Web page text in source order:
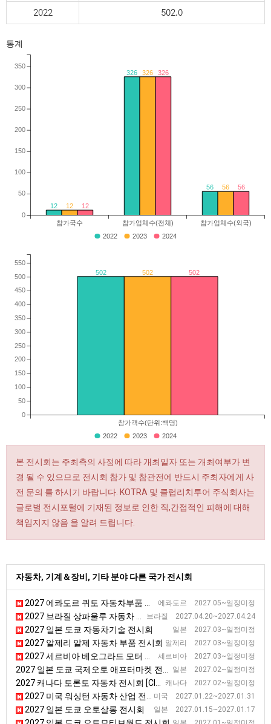
2022 502.0
통계
12
326
56
12
326
56
12
326
56
참가국수 참가업체수(전체) 참가업체수(외국)
0
50
100
150
200
250
300
350
2022 2023 2024
502 502 502
참가객수(단위:백명)
0
50
100
150
200
250
300
350
400
450
500
550
2022 2023 2024
본 전시회는 주최측의 사정에 따라 개최일자 또는 개최여부가 변
경 될 수 있으므로 전시회 참가 및 참관전에 반드시 주최자에게 사
전 문의 를 하시기 바랍니다. KOTRA 및 클럽리치투어 주식회사는
글로벌 전시포털에 기재된 정보로 인한 직,간접적인 피해에 대해
책임지지 않음 을 알려 드립니다.
자동차, 기계＆장비, 기타 분야 다른 국가 전시회
에콰도르 2027.05~일정미정
2027 에콰도르 퀴토 자동차부품 전시회 [EXPOMEC]
브라질 2027.04.20~2027.04.24
2027 브라질 상파울루 자동차 부품, 장비 및 서비스 전시회 [Autoparts]
일본 2027.03~일정미정
2027 일본 도쿄 자동차기술 전시회
알제리 2027.03~일정미정
2027 알제리 알제 자동차 부품 전시회
세르비아 2027.03~일정미정
2027 세르비아 베오그라드 모터 전시회
일본 2027.02~일정미정
2027 일본 도쿄 국제오토 애프터마켓 전시회 [IAAE]
캐나다 2027.02~일정미정
2027 캐나다 토론토 자동차 전시회 [CIAS]
미국 2027.01.22~2027.01.31
2027 미국 워싱턴 자동차 산업 전시회 [Washington Auto Show]
일본 2027.01.15~2027.01.17
2027 일본 도쿄 오토살롱 전시회